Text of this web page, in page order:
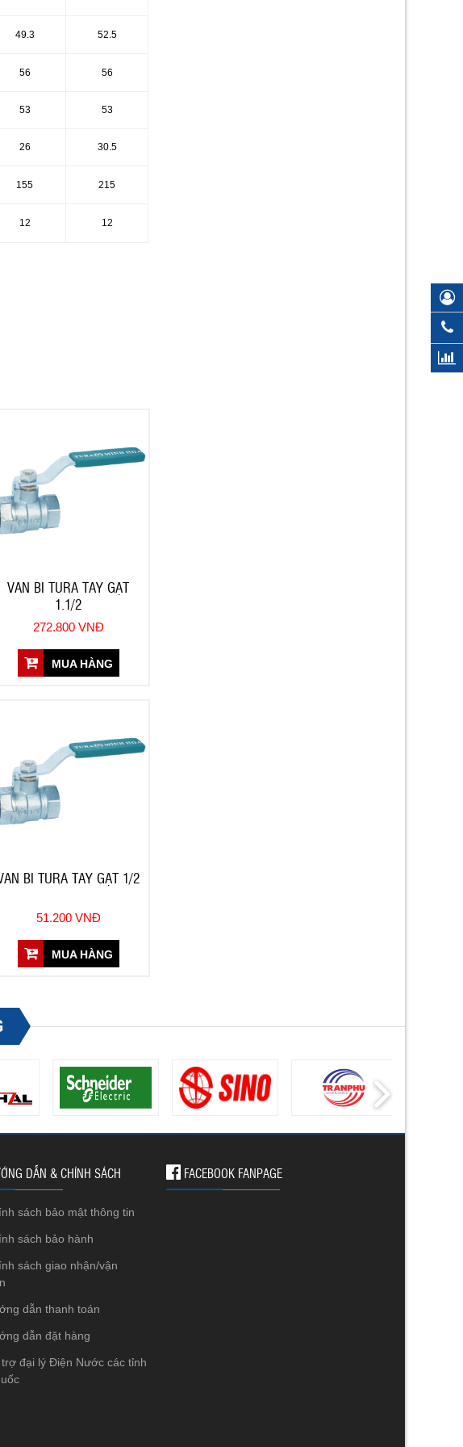
49.3 52.5
56 56
53 53
26 30.5
155 215
12 12
VAN BI TURA TAY GẠT
1.1/2
272.800 VNĐ
MUA HÀNG
BI TURA TAY GẠT 1/2
51.200 VNĐ
MUA HÀNG
FACEBOOK FANPAGE
DẪN & CHÍNH SÁCH
sách bảo mật thông tin
sách bảo hành
sách giao nhận/vận
dẫn thanh toán
dẫn đặt hàng
trợ đại lý Điện Nước các tỉnh